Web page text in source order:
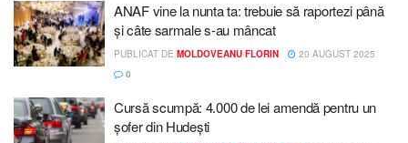
ANAF vine la nunta ta: trebuie să raportezi până
și câte sarmale s-au mâncat
PUBLICAT DE MOLDOVEANU FLORIN
20 AUGUST 2025
0
Cursă scumpă: 4.000 de lei amendă pentru un
șofer din Hudești